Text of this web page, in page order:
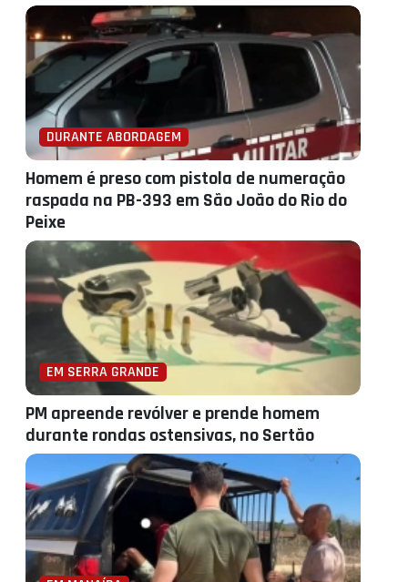
DURANTE ABORDAGEM
Homem é preso com pistola de numeração
raspada na PB-393 em São João do Rio do
Peixe
EM SERRA GRANDE
PM apreende revólver e prende homem
durante rondas ostensivas, no Sertão